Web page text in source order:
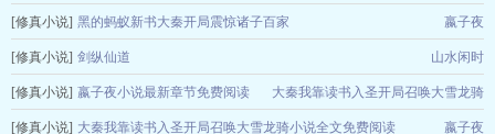
[修真小说] 黑的蚂蚁新书大秦开局震惊诸子百家 嬴子夜
[修真小说] 剑纵仙道 山水闲时
[修真小说] 嬴子夜小说最新章节免费阅读 大秦我靠读书入圣开局召唤大雪龙骑
[修真小说] 大秦我靠读书入圣开局召唤大雪龙骑小说全文免费阅读 嬴子夜